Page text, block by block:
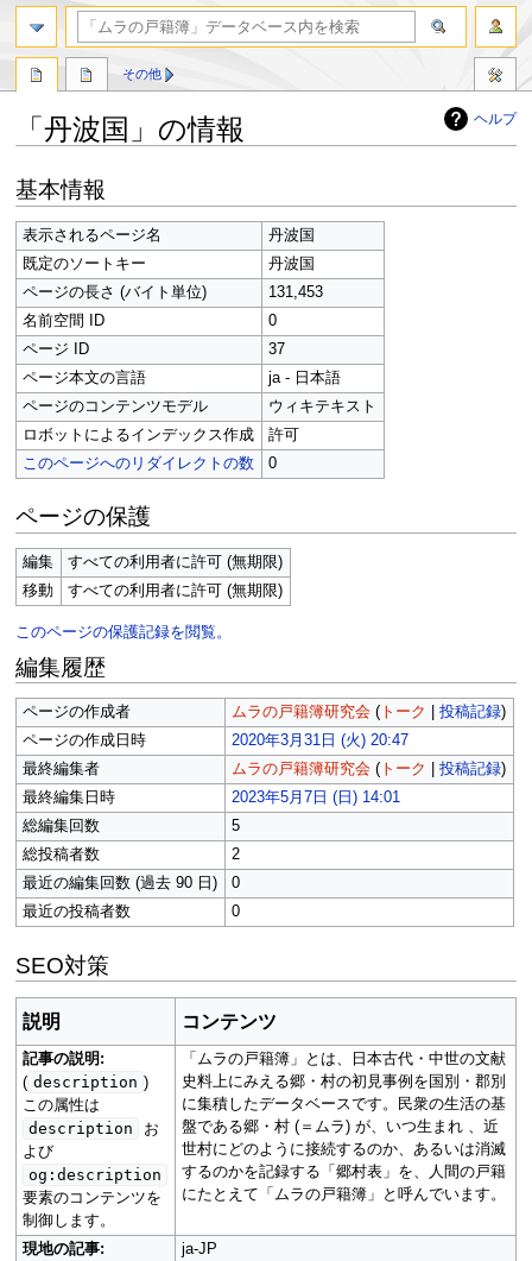
ヘルプ
「丹波国」の情報
ナ
ビ
ゲ
ー
シ
ョ
ン
に
移
動
検
索
に
移
動
基本情報
表示されるページ名
丹波国
既定のソートキー
丹波国
ページの長さ (バイト単位)
131,453
名前空間 ID
0
ページ ID
37
ページ本文の言語
ja - 日本語
ページのコンテンツモデル
ウィキテキスト
ロボットによるインデックス作成
許可
このページへのリダイレクトの数
0
ページの保護
編集
すべての利用者に許可 (無期限)
移動
すべての利用者に許可 (無期限)
このページの保護記録を閲覧。
編集履歴
ページの作成者 ムラの戸籍簿研究会 (トーク 投稿記録)
ページの作成日時
2020年3月31日 (火) 20:47
最終編集者
ムラの戸籍簿研究会 (トーク 投稿記録)
最終編集日時
2023年5月7日 (日) 14:01
総編集回数
5
総投稿者数
2
最近の編集回数 (過去 90 日)
0
最近の投稿者数
0
SEO対策
説明 コンテンツ
記事の説明:
( description )
この属性は
description
お
よび
og:description
要素のコンテンツを
制御します。
「ムラの戸籍簿」とは、日本古代・中世の文献
史料上にみえる郷・村の初見事例を国別・郡別
に集積したデータベースです。民衆の生活の基
盤である郷・村 (＝ムラ) が、いつ生まれ 、近
世村にどのように接続するのか、あるいは消滅
するのかを記録する「郷村表」を、人間の戸籍
にたとえて「ムラの戸籍簿」と呼んでいます。
現地の記事:
ja-JP
その他
検索